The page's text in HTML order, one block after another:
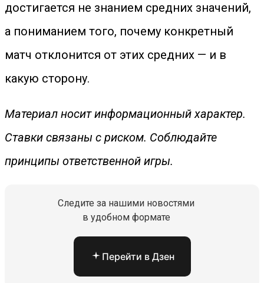
достигается не знанием средних значений,
а пониманием того, почему конкретный
матч отклонится от этих средних — и в
какую сторону.
Материал носит информационный характер.
Ставки связаны с риском. Соблюдайте
принципы ответственной игры.
Следите за нашими новостями
в удобном формате
Перейти в Дзен